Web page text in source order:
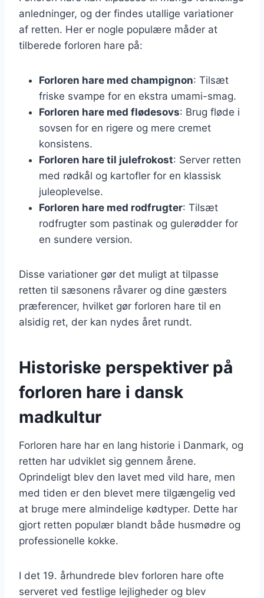
anledninger, og der findes utallige variationer
af retten. Her er nogle populære måder at
tilberede forloren hare på:
Forloren hare med champignon: Tilsæt
friske svampe for en ekstra umami-smag.
Forloren hare med flødesovs: Brug fløde i
sovsen for en rigere og mere cremet
konsistens.
Forloren hare til julefrokost: Server retten
med rødkål og kartofler for en klassisk
juleoplevelse.
Forloren hare med rodfrugter: Tilsæt
rodfrugter som pastinak og gulerødder for
en sundere version.
Disse variationer gør det muligt at tilpasse
retten til sæsonens råvarer og dine gæsters
præferencer, hvilket gør forloren hare til en
alsidig ret, der kan nydes året rundt.
Historiske perspektiver på
forloren hare i dansk
madkultur
Forloren hare har en lang historie i Danmark, og
retten har udviklet sig gennem årene.
Oprindeligt blev den lavet med vild hare, men
med tiden er den blevet mere tilgængelig ved
at bruge mere almindelige kødtyper. Dette har
gjort retten populær blandt både husmødre og
professionelle kokke.
I det 19. århundrede blev forloren hare ofte
serveret ved festlige lejligheder og blev